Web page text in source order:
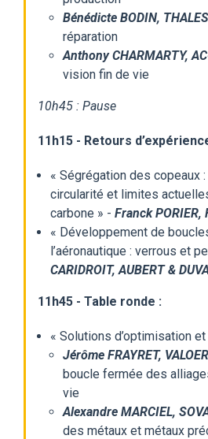
Bénédicte BODIN,
réparation
Anthony CHARMARTY,
vision fin de vie
10h45 : Pause
11h15 - Retours
« Ségrégation des copeaux
circularité et limites
carbone » - Franck PORIER,
« Développement de
l’aéronautique : verrous et
CARIDROIT, AUBERT &
11h45 - Table ronde :
« Solutions d’optimisation
Jérôme FRAYRET, VALOER
boucle fermée des
vie
Alexandre MARCIEL,
des métaux et métaux